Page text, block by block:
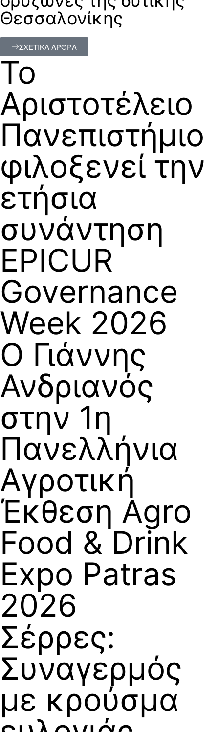
Θεσσαλονίκης
ΣΧΕΤΙΚΑ ΑΡΘΡΑ
Το
Αριστοτέλειο
Πανεπιστήμιο
φιλοξενεί την
ετήσια
συνάντηση
EPICUR
Governance
Week 2026
Ο Γιάννης
Ανδριανός
στην 1η
Πανελλήνια
Αγροτική
Έκθεση Agro
Food & Drink
Expo Patras
2026
Σέρρες:
Συναγερμός
με κρούσμα